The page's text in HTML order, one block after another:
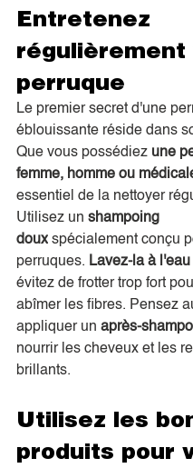
Entretenez
régulièrement
perruque
Le premier secret d'une
éblouissante réside dans
Que vous possédiez une
femme, homme ou
essentiel de la nettoyer
Utilisez un shampoing
doux spécialement conçu
perruques. Lavez-la à
évitez de frotter trop fort
abîmer les fibres. Pensez
appliquer un après-
nourrir les cheveux et les
brillants.
Utilisez les
produits pour